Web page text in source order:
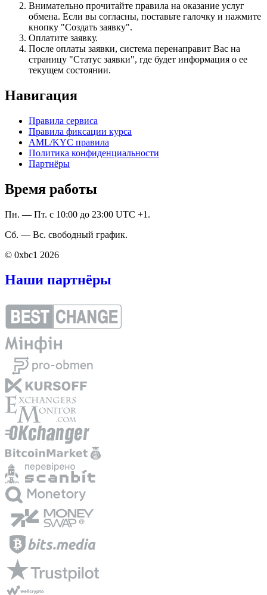
Внимательно прочитайте правила на оказание услуг
обмена. Если вы согласны, поставьте галочку и нажмите
кнопку "Создать заявку".
Оплатите заявку.
После оплаты заявки, система перенаправит Вас на
страницу "Статус заявки", где будет информация о ее
текущем состоянии.
Навигация
Правила сервиса
Правила фиксации курса
AML/KYC правила
Политика конфиденциальности
Партнёры
Время работы
Пн. — Пт. с 10:00 до 23:00 UTC +1.
Сб. — Вс. свободный график.
© 0xbc1 2026
Наши партнёры